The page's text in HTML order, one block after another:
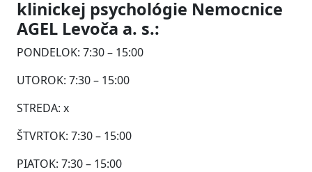
klinickej psychológie Nemocnice
AGEL Levoča a. s.:
PONDELOK: 7:30 – 15:00
UTOROK: 7:30 – 15:00
STREDA: x
ŠTVRTOK: 7:30 – 15:00
PIATOK: 7:30 – 15:00